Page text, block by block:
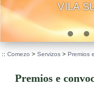
VILA
:: Comezo > Servizos > Premios
Premios e